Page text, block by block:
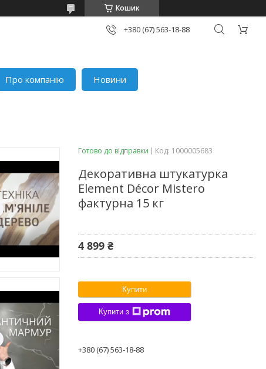
Кошик
+380 (67) 563-18-88
Про компанію Новини
Готово до відправки Код: 1000005683
Декоративна штукатурка
Element Décor Mistero
фактурна 15 кг
4 899 ₴
Купити
Купити з
+380 (67) 563-18-88